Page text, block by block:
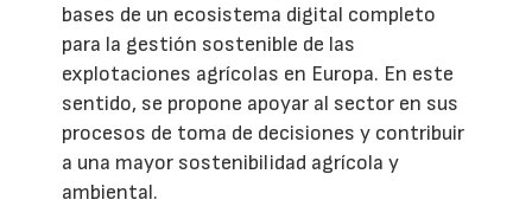
bases de un ecosistema digital completo
para la gestión sostenible de las
explotaciones agrícolas en Europa. En este
sentido, se propone apoyar al sector en sus
procesos de toma de decisiones y contribuir
a una mayor sostenibilidad agrícola y
ambiental.